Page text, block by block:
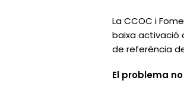
La CCOC i
baixa activació
de referència
El problema